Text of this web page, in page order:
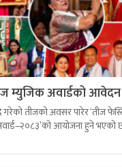
म्युजिक अवार्डको
गरेको तीजको अवसर पारेर ‘तीज
आयोजना हुने भएको